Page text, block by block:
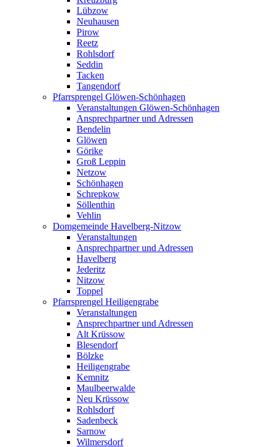
Lübzow
Neuhausen
Pirow
Reetz
Rohlsdorf
Seddin
Tacken
Tangendorf
Pfarrsprengel Glöwen-Schönhagen
Veranstaltungen Glöwen-Schönhagen
Ansprechpartner und Adressen
Bendelin
Glöwen
Görike
Groß Leppin
Netzow
Schönhagen
Schrepkow
Söllenthin
Vehlin
Domgemeinde Havelberg-Nitzow
Veranstaltungen
Ansprechpartner und Adressen
Havelberg
Jederitz
Nitzow
Toppel
Pfarrsprengel Heiligengrabe
Veranstaltungen
Ansprechpartner und Adressen
Alt Krüssow
Blesendorf
Bölzke
Heiligengrabe
Kemnitz
Maulbeerwalde
Neu Krüssow
Rohlsdorf
Sadenbeck
Sarnow
Wilmersdorf